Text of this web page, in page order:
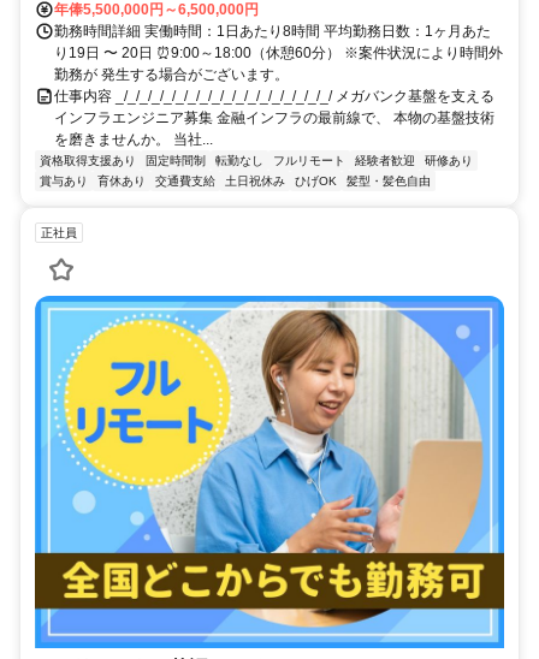
年俸5,500,000円～6,500,000円
勤務時間詳細 実働時間：1日あたり8時間 平均勤務日数：1ヶ月あた
り19日 〜 20日 ⏰9:00～18:00（休憩60分） ※案件状況により時間外
勤務が 発生する場合がございます。
仕事内容 _/_/_/_/_/_/_/_/_/_/_/_/_/_/_/_/_/_/ メガバンク基盤を支える
インフラエンジニア募集 金融インフラの最前線で、 本物の基盤技術
を磨きませんか。 当社...
資格取得支援あり 固定時間制 転勤なし フルリモート 経験者歓迎
研修あり
賞与あり
育休あり 交通費支給 土日祝休み ひげOK 髪型・髪色自由
正社員